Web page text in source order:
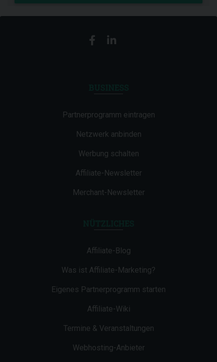
Partnerprogramm eintragen
Netzwerk anbinden
Werbung schalten
Affiliate-Newsletter
Merchant-Newsletter
Affiliate-Blog
Was ist Affiliate-Marketing?
Eigenes Partnerprogramm starten
Affiliate-Wiki
Termine & Veranstaltungen
Webhosting-Anbieter